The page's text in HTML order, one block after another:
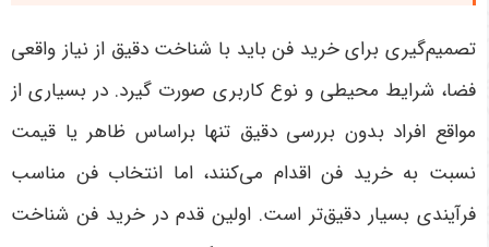
تصمیم‌گیری برای خرید فن باید با شناخت دقیق از نیاز واقعی
فضا، شرایط محیطی و نوع کاربری صورت گیرد. در بسیاری از
مواقع افراد بدون بررسی دقیق تنها براساس ظاهر یا قیمت
نسبت به خرید فن اقدام می‌کنند، اما انتخاب فن مناسب
فرآیندی بسیار دقیق‌تر است. اولین قدم در خرید فن شناخت